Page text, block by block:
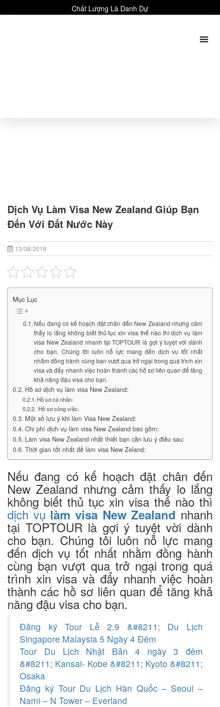
Chất Lượng Là Danh Dự
Dịch Vụ Làm Visa New Zealand Giúp Bạn
Đến Với Đất Nước Này
13/08/2019
Mục Lục
Nếu đang có kế hoạch đặt chân đến New Zealand nhưng cảm
thấy lo lắng không biết thủ tục xin visa thế nào thì dịch vụ làm
visa New Zealand nhanh tại TOPTOUR là gợi ý tuyệt vời dành
cho bạn. Chúng tôi luôn nỗ lực mang đến dịch vụ tốt nhất
nhằm đồng hành cùng bạn vượt qua trở ngại trong quá trình xin
visa và đẩy nhanh việc hoàn thành các hồ sơ liên quan để tăng
khả năng đậu visa cho bạn.
Hồ sơ dịch vụ làm visa New Zealand:
Hồ sơ cá nhân:
Hồ sơ công việc:
Một số lưu ý khi làm Visa New Zealand:
Chi phí dịch vụ làm visa New Zealand bao gồm:
Làm visa New Zealand nhất thiết bạn cần lưu ý điều sau:
Thời gian tốt nhất để làm visa New Zeland:
Nếu đang có kế hoạch đặt chân đến
New Zealand nhưng cảm thấy lo lắng
không biết thủ tục xin visa thế nào thì
dịch vụ làm visa New Zealand nhanh
tại TOPTOUR là gợi ý tuyệt vời dành
cho bạn. Chúng tôi luôn nỗ lực mang
đến dịch vụ tốt nhất nhằm đồng hành
cùng bạn vượt qua trở ngại trong quá
trình xin visa và đẩy nhanh việc hoàn
thành các hồ sơ liên quan để tăng khả
năng đậu visa cho bạn.
Đăng ký Tour Lễ 2.9 &#8211; Du Lịch
Singapore Malaysia 5 Ngày 4 Đêm
Tour Du Lịch Nhật Bản 4 ngày 3 đêm
&#8211; Kansai- Kobe &#8211; Kyoto &#8211;
Osaka
Đăng ký Tour Du Lịch Hàn Quốc – Seoul –
Nami – N Tower – Everland